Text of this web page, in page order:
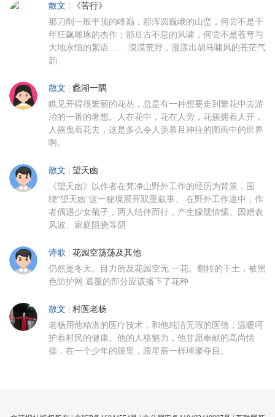
散文 《苦行》
那刀削一般平顶的峰巅，那浑圆巍峨的山峦，何尝不是千
年狂飙雕琢的杰作；那亘古不息的风啸，何尝不是苍穹与
大地永恒的絮语…… 漠漠荒野，漫漾出胡马啸风的苍茫气
韵
散文 蠡湖一隅
瞧见开得很繁丽的花丛，总是有一种想要走到繁花中去游
冶的一番的奢想。人在花中，花在人旁，花簇拥着人开，
人摇曳着花去，这是多么令人羡慕且神往的图画中的世界
啊。
散文 望天凼
《望天凼》以作者在梵净山野外工作的经历为背景，围
绕“望天凼”这一秘境展开双重叙事。 在野外工作途中，作
者偶遇少女菊子，两人结伴而行，产生朦胧情愫。因赠表
风波、家庭阻挠等阴
诗歌 花园空荡荡及其他
仍然是冬天。目力所及花园空无 一花。翻转的干土，被黑
色防护网 遮覆的部分应该播下了花种
散文 村医老杨
老杨用他精湛的医疗技术，和他纯洁无瑕的医德，温暖呵
护着村民的健康。他的人格魅力，他甘愿奉献的高尚情
操，在一个少年的眼里，跟星辰一样璀璨夺目。